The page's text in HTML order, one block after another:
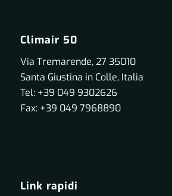
Climair 50
Via Tremarende, 27 35010
Santa Giustina in Colle, Italia
Tel: +39 049 9302626
Fax: +39 049 7968890
Link rapidi